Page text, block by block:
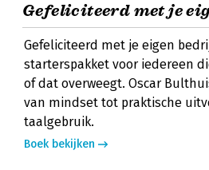
Gefeliciteerd met je
Gefeliciteerd met je eigen
starterspakket voor iedereen
of dat overweegt. Oscar
van mindset tot praktische
taalgebruik.
Boek bekijken